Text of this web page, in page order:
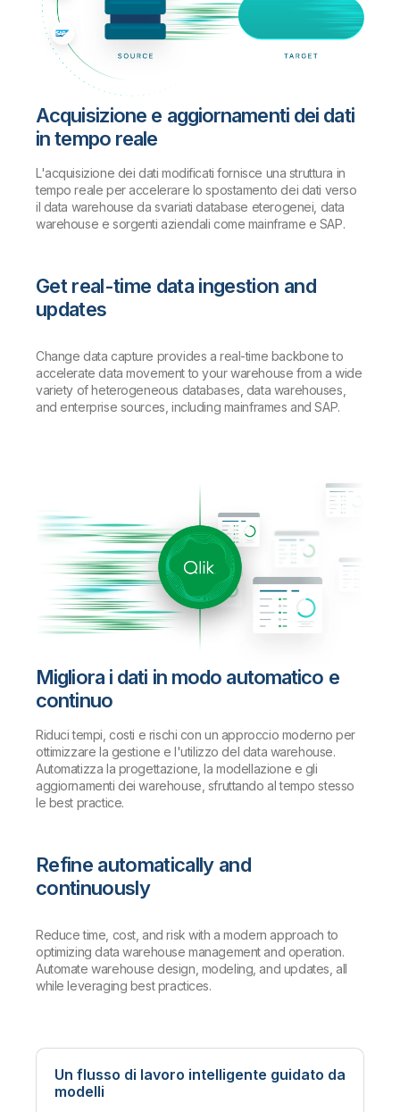
Acquisizione e aggiornamenti dei dati
in tempo reale
L'acquisizione dei dati modificati fornisce una struttura in
tempo reale per accelerare lo spostamento dei dati verso
il data warehouse da svariati database eterogenei, data
warehouse e sorgenti aziendali come mainframe e SAP.
Get real-time data ingestion and
updates
Change data capture provides a real-time backbone to
accelerate data movement to your warehouse from a wide
variety of heterogeneous databases, data warehouses,
and enterprise sources, including mainframes and SAP.
Migliora i dati in modo automatico e
continuo
Riduci tempi, costi e rischi con un approccio moderno per
ottimizzare la gestione e l'utilizzo del data warehouse.
Automatizza la progettazione, la modellazione e gli
aggiornamenti dei warehouse, sfruttando al tempo stesso
le best practice.
Refine automatically and
continuously
Reduce time, cost, and risk with a modern approach to
optimizing data warehouse management and operation.
Automate warehouse design, modeling, and updates, all
while leveraging best practices.
Un flusso di lavoro intelligente guidato da
modelli